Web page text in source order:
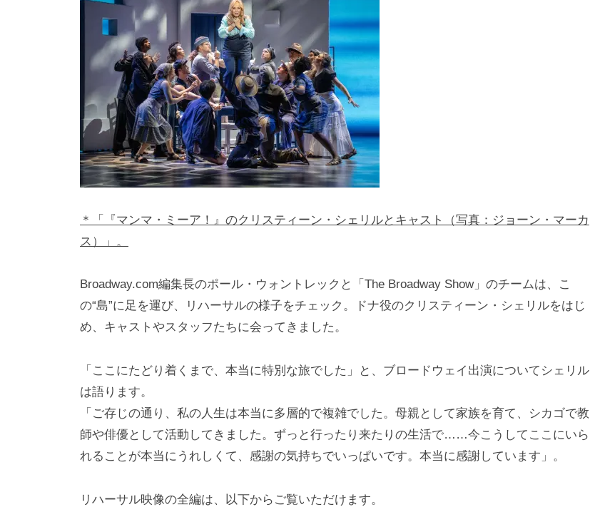
y
a
m
a
＊「『マンマ・ミーア！』のクリスティーン・シェリルとキャスト（写真：ジョーン・マーカ
ス）」。
Broadway.com編集長のポール・ウォントレックと「The Broadway Show」のチームは、こ
の“島”に足を運び、リハーサルの様子をチェック。ドナ役のクリスティーン・シェリルをはじ
め、キャストやスタッフたちに会ってきました。
「ここにたどり着くまで、本当に特別な旅でした」と、ブロードウェイ出演についてシェリル
は語ります。
「ご存じの通り、私の人生は本当に多層的で複雑でした。母親として家族を育て、シカゴで教
師や俳優として活動してきました。ずっと行ったり来たりの生活で……今こうしてここにいら
れることが本当にうれしくて、感謝の気持ちでいっぱいです。本当に感謝しています」。
リハーサル映像の全編は、以下からご覧いただけます。